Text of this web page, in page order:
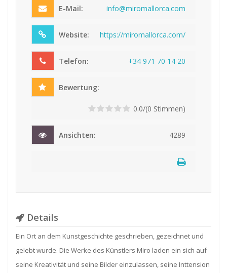
E-Mail: info@miromallorca.com
Website: https://miromallorca.com/
Telefon: +34 971 70 1 4 20
Bewertung:
0.0/(0 Stimmen)
Ansichten: 4289
Details
Ein Ort an dem Kunstgeschichte geschrieben, gezeichnet und
gelebt wurde. Die Werke des Künstlers Miro laden ein sich auf
seine Kreativität und seine Bilder einzulassen, seine Inttension